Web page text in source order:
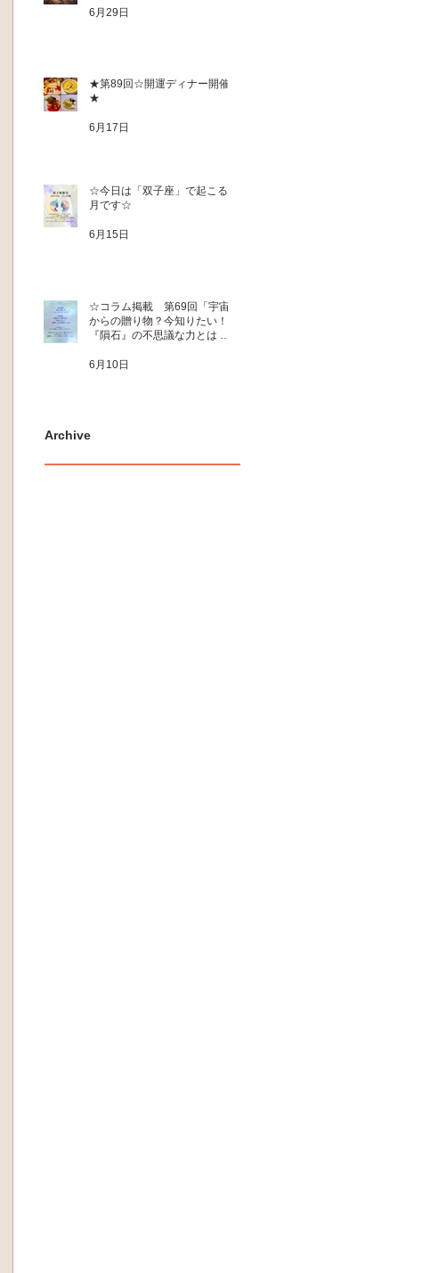
6月29日
★第89回☆開運ディナー開催
★
6月17日
☆今日は「双子座」で起こる新
月です☆
6月15日
☆コラム掲載 第69回「宇宙
からの贈り物？今知りたい！
『隕石』の不思議な力とは 」
6月10日
Archive